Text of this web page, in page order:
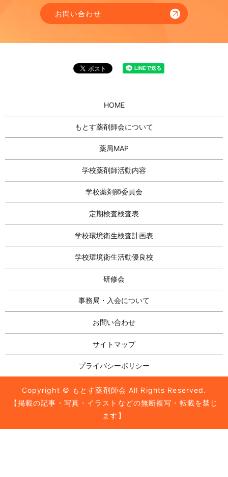
お問い合わせ
HOME
もとす薬剤師会について
薬局MAP
学校薬剤師活動内容
学校薬剤師委員会
定期検査検査表
学校環境衛生検査計画表
学校環境衛生活動優良校
研修会
事務局・入会について
お問い合わせ
サイトマップ
プライバシーポリシー
Copyright © もとす薬剤師会 All Rights Reserved.
【掲載の記事・写真・イラストなどの無断複写・転載を禁じ
ます】